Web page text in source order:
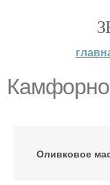
Оливковое